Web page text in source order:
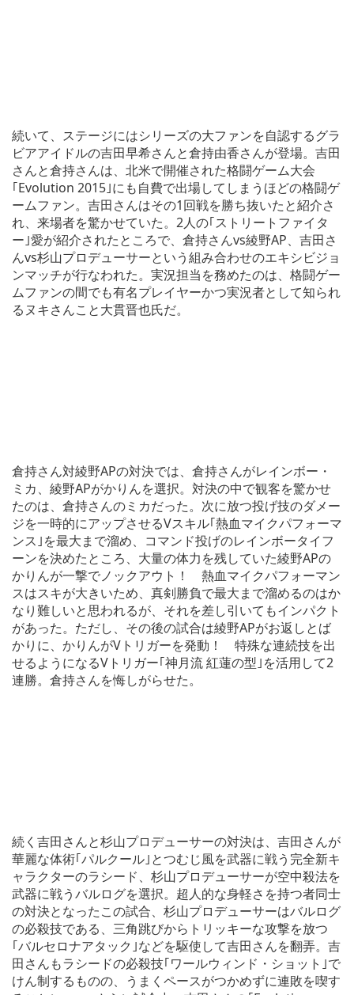
続いて、ステージにはシリーズの大ファンを自認するグラ
ビアアイドルの吉田早希さんと倉持由香さんが登場。吉田
さんと倉持さんは、北米で開催された格闘ゲーム大会
｢Evolution 2015｣にも自費で出場してしまうほどの格闘ゲ
ームファン。吉田さんはその1回戦を勝ち抜いたと紹介さ
れ、来場者を驚かせていた。2人の｢ストリートファイタ
ー｣愛が紹介されたところで、倉持さんvs綾野AP、吉田さ
んvs杉山プロデューサーという組み合わせのエキシビジョ
ンマッチが行なわれた。実況担当を務めたのは、格闘ゲー
ムファンの間でも有名プレイヤーかつ実況者として知られ
るヌキさんこと大貫晋也氏だ。
倉持さん対綾野APの対決では、倉持さんがレインボー・
ミカ、綾野APがかりんを選択。対決の中で観客を驚かせ
たのは、倉持さんのミカだった。次に放つ投げ技のダメー
ジを一時的にアップさせるVスキル｢熱血マイクパフォーマ
ンス｣を最大まで溜め、コマンド投げのレインボータイフ
ーンを決めたところ、大量の体力を残していた綾野APの
かりんが一撃でノックアウト！ 熱血マイクパフォーマン
スはスキが大きいため、真剣勝負で最大まで溜めるのはか
なり難しいと思われるが、それを差し引いてもインパクト
があった。ただし、その後の試合は綾野APがお返しとば
かりに、かりんがVトリガーを発動！ 特殊な連続技を出
せるようになるVトリガー｢神月流 紅蓮の型｣を活用して2
連勝。倉持さんを悔しがらせた。
続く吉田さんと杉山プロデューサーの対決は、吉田さんが
華麗な体術｢パルクール｣とつむじ風を武器に戦う完全新キ
ャラクターのラシード、杉山プロデューサーが空中殺法を
武器に戦うバルログを選択。超人的な身軽さを持つ者同士
の対決となったこの試合、杉山プロデューサーはバルログ
の必殺技である、三角跳びからトリッキーな攻撃を放つ
｢バルセロナアタック｣などを駆使して吉田さんを翻弄。吉
田さんもラシードの必殺技｢ワールウィンド・ショット｣で
けん制するものの、うまくペースがつかめずに連敗を喫す